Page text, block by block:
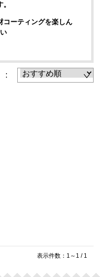
ダブル洗浄モデル】
吸着ダブル洗浄モデ
ブル洗浄モデル】
除去-保護光沢
コーティングを楽しん
:
表示件数：1～1 / 1